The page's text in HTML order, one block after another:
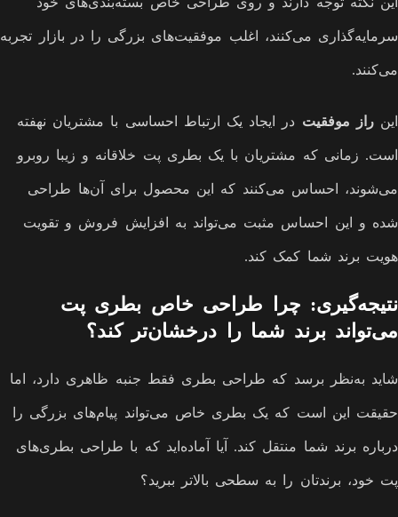
سرمایه‌گذاری می‌کنند، اغلب موفقیت‌های بزرگی را در بازار تجربه
می‌کنند.
اینراز موفقیت در ایجاد یک ارتباط احساسی با مشتریان نهفته
است. زمانی که مشتریان با یک بطری پت خلاقانه و زیبا روبرو
می‌شوند، احساس می‌کنند که این محصول برای آن‌ها طراحی
شده و این احساس مثبت می‌تواند به افزایش فروش و تقویت
هویت برند شما کمک کند.
نتیجه‌گیری: چرا طراحی خاص بطری پت
می‌تواند برند شما را درخشان‌تر کند؟
شاید به‌نظر برسد که طراحی بطری فقط جنبه ظاهری دارد، اما
حقیقت این است که یک بطری خاص می‌تواند پیام‌های بزرگی را
درباره برند شما منتقل کند. آیا آماده‌اید که با طراحی بطری‌های
پت خود، برندتان را به سطحی بالاتر ببرید؟